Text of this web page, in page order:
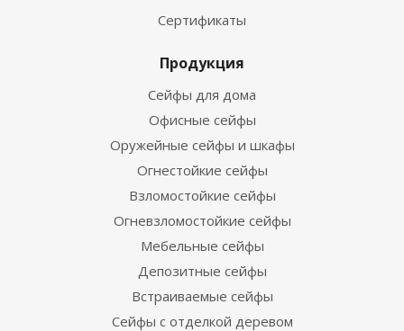
Сертификаты
Продукция
Сейфы для дома
Офисные сейфы
Оружейные сейфы и шкафы
Огнестойкие сейфы
Взломостойкие сейфы
Огневзломостойкие сейфы
Мебельные сейфы
Депозитные сейфы
Встраиваемые сейфы
Сейфы с отделкой деревом